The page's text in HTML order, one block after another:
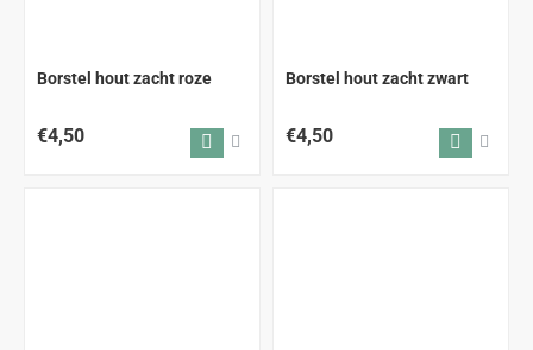
Borstel hout zacht roze
€4,50
Borstel hout zacht zwart
€4,50